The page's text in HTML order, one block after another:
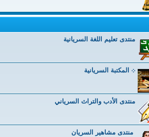
منتدى تعليم اللغة السريانية
܀ المكتبة السريانية
منتدى الأدب والتراث السرياني
منتدى مشاهير السريان